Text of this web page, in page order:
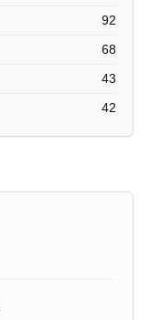
92
68
43
42